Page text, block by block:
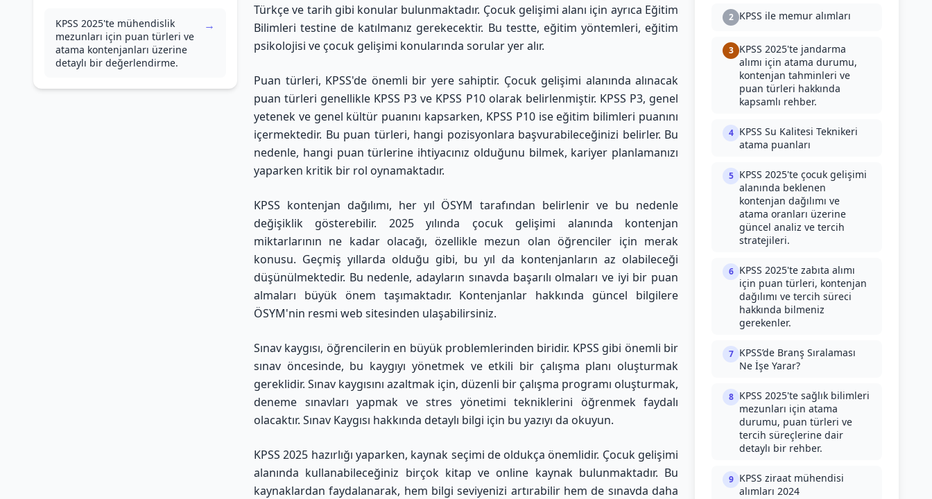
KPSS 2025'te mühendislik
mezunları için puan türleri ve
atama kontenjanları üzerine
detaylı bir değerlendirme.
→
Türkçe ve tarih gibi konular bulunmaktadır. Çocuk gelişimi alanı için ayrıca Eğitim
Bilimleri testine de katılmanız gerekecektir. Bu testte, eğitim yöntemleri, eğitim
psikolojisi ve çocuk gelişimi konularında sorular yer alır.
Puan türleri, KPSS'de önemli bir yere sahiptir. Çocuk gelişimi alanında alınacak
puan türleri genellikle KPSS P3 ve KPSS P10 olarak belirlenmiştir. KPSS P3, genel
yetenek ve genel kültür puanını kapsarken, KPSS P10 ise eğitim bilimleri puanını
içermektedir. Bu puan türleri, hangi pozisyonlara başvurabileceğinizi belirler. Bu
nedenle, hangi puan türlerine ihtiyacınız olduğunu bilmek, kariyer planlamanızı
yaparken kritik bir rol oynamaktadır.
KPSS kontenjan dağılımı, her yıl ÖSYM tarafından belirlenir ve bu nedenle
değişiklik gösterebilir. 2025 yılında çocuk gelişimi alanında kontenjan
miktarlarının ne kadar olacağı, özellikle mezun olan öğrenciler için merak
konusu. Geçmiş yıllarda olduğu gibi, bu yıl da kontenjanların az olabileceği
düşünülmektedir. Bu nedenle, adayların sınavda başarılı olmaları ve iyi bir puan
almaları büyük önem taşımaktadır. Kontenjanlar hakkında güncel bilgilere
ÖSYM'nin resmi web sitesinden ulaşabilirsiniz.
Sınav kaygısı, öğrencilerin en büyük problemlerinden biridir. KPSS gibi önemli bir
sınav öncesinde, bu kaygıyı yönetmek ve etkili bir çalışma planı oluşturmak
gereklidir. Sınav kaygısını azaltmak için, düzenli bir çalışma programı oluşturmak,
deneme sınavları yapmak ve stres yönetimi tekniklerini öğrenmek faydalı
olacaktır. Sınav Kaygısı hakkında detaylı bilgi için bu yazıyı da okuyun.
KPSS 2025 hazırlığı yaparken, kaynak seçimi de oldukça önemlidir. Çocuk gelişimi
alanında kullanabileceğiniz birçok kitap ve online kaynak bulunmaktadır. Bu
kaynaklardan faydalanarak, hem bilgi seviyenizi artırabilir hem de sınavda daha
2 KPSS ile memur alımları
3 KPSS 2025'te jandarma
alımı için atama durumu,
kontenjan tahminleri ve
puan türleri hakkında
kapsamlı rehber.
4 KPSS Su Kalitesi Teknikeri
atama puanları
5 KPSS 2025'te çocuk gelişimi
alanında beklenen
kontenjan dağılımı ve
atama oranları üzerine
güncel analiz ve tercih
stratejileri.
6 KPSS 2025'te zabıta alımı
için puan türleri, kontenjan
dağılımı ve tercih süreci
hakkında bilmeniz
gerekenler.
7 KPSS’de Branş Sıralaması
Ne İşe Yarar?
8 KPSS 2025'te sağlık bilimleri
mezunları için atama
durumu, puan türleri ve
tercih süreçlerine dair
detaylı bir rehber.
9 KPSS ziraat mühendisi
alımları 2024